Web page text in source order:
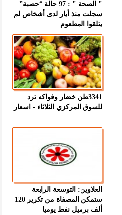
" الصحة " : 97 حالة “حصبة”
سجلت منذ أيار لدى أشخاص لم
يتلقوا المطعوم
3341طن خضار وفواكه ترد
للسوق المركزي الثلاثاء - اسعار
العلاوين: التوسعة الرابعة
ستمكن المصفاة من تكرير 120
ألف برميل نفط يوميا